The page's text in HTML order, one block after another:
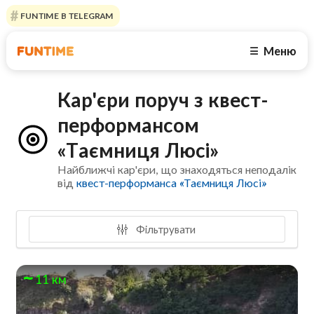
FUNTIME В TELEGRAM
☰ Меню
Кар'єри поруч з квест-
перформансом
«Таємниця Люсі»
Найближчі кар'єри, що знаходяться неподалік
відквест-перформанса «Таємниця Люсі»
Фільтрувати
11 км